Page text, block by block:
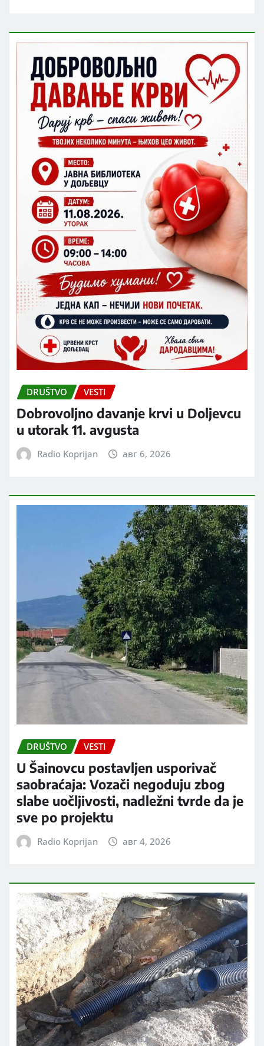
DRUŠTVO VESTI
Dobrovoljno davanje krvi u Doljevcu
u utorak 11. avgusta
Radio Koprijan авг 6, 2026
DRUŠTVO VESTI
U Šainovcu postavljen usporivač
saobraćaja: Vozači negoduju zbog
slabe uočljivosti, nadležni tvrde da je
sve po projektu
Radio Koprijan авг 4, 2026